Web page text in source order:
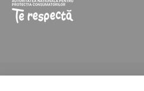
© 2019-2025 Fresco Expert srl. Toate